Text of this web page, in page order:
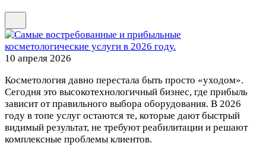
10 апреля 2026
Косметология давно перестала быть просто «уходом».
Сегодня это высокотехнологичный бизнес, где прибыль
зависит от правильного выбора оборудования. В 2026
году в топе услуг остаются те, которые дают быстрый
видимый результат, не требуют реабилитации и решают
комплексные проблемы клиентов.